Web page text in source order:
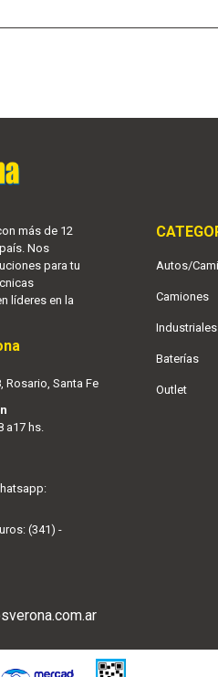
más de 12
Nos
para tu
líderes en la
Rosario, Santa Fe
a17 hs.
(341) -
Autos/
Camiones
Industriales
Baterías
Outlet